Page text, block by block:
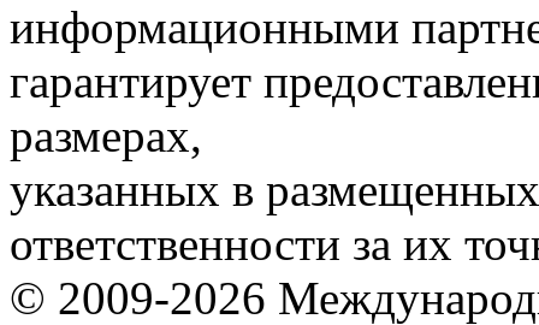
информационными
гарантирует
размерах,
указанных в
ответственности за их
© 2009-2026